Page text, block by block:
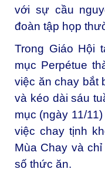
với sự cầu
đoàn tập họp
Trong Giáo Hội
mục Perpétue
việc ăn chay bắt
và kéo dài sáu
mục (ngày 11/
việc chay tịnh
Mùa Chay và
số thức ăn.